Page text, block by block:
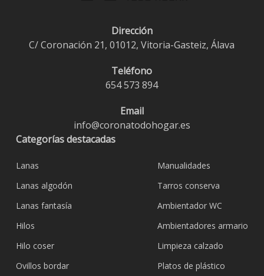
Dirección
C/ Coronación 21, 01012, Vitoria-Gasteiz, Álava
Teléfono
654 573 894
Email
info@coronatodohogar.es
Categorías destacadas
Lanas
Lanas algodón
Lanas fantasía
Hilos
Hilo coser
Ovillos bordar
Manualidades
Tarros conserva
Ambientador WC
Ambientadores armario
Limpieza calzado
Platos de plástico